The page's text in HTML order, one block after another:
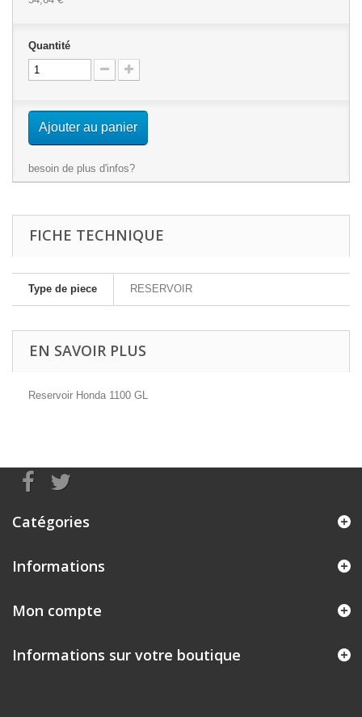
Quantité
Ajouter au panier
besoin de plus d'infos?
FICHE TECHNIQUE
Type de piece RESERVOIR
EN SAVOIR PLUS
Reservoir Honda 1100 GL
Catégories
Informations
Mon compte
Informations sur votre boutique